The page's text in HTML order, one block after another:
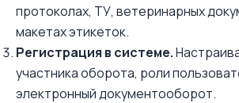
протоколах, ТУ, ветеринарных
макетах этикеток.
Регистрация в системе.
участника оборота, роли
электронный документооборот.